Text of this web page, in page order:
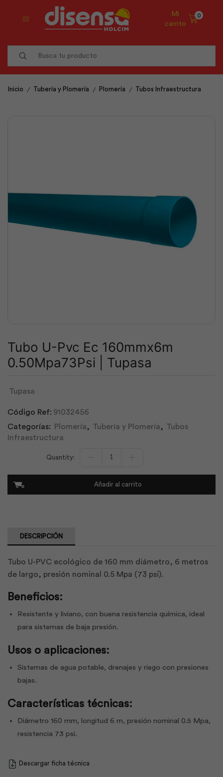
Mi
carrito
0
Inicio / Tubería y Plomería / Plomería / Tubos Infraestructura
Tubo U-Pvc Ec 160mmx6m
0.50Mpa73Psi | Tupasa
Tupasa
Código Ref: 91032456
Categorías:
Plomería, Tubería y Plomería, Tubos
Infraestructura
160mmx6m
0.50Mpa73Psi
Añadir al carrito
DESCRIPCIÓN
Tubo U-PVC ecológico de 160 mm diámetro, 6 metros
de largo, presión nominal 0.5 Mpa (73 psi).
Beneficios:
Resistente y liviano, con buena resistencia química, ideal
para sistemas de baja presión.
Usos o aplicaciones:
Sistemas de agua potable, drenajes y riego con presiones
bajas.
Características técnicas:
Diámetro 160 mm, longitud 6 m, presión nominal 0.5 Mpa,
resistencia 73 psi.
Descargar ficha técnica